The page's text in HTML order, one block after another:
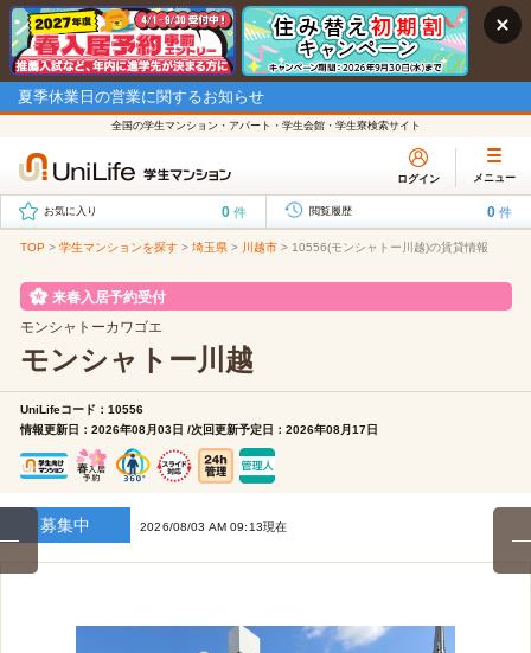
夏季休業日の営業に関するお知らせ
全国の学生マンション・アパート・学生会館・学生寮検索サイト
ログイン メニュー
お気に入り 0 件 閲覧履歴 0 件
TOP > 学生マンションを探す > 埼玉県 > 川越市 > 10556(モンシャトー川越)の賃貸情報
来春入居予約受付
モンシャトーカワゴエ
モンシャトー川越
UniLifeコード：10556
情報更新日：2026年08月03日 /次回更新予定日：2026年08月17日
募集中 2026/08/03 AM 09:13現在